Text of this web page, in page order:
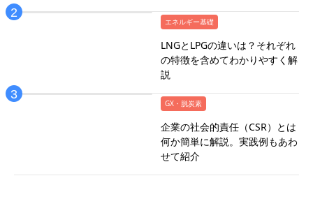
エネルギー基礎
LNGとLPGの違いは？それぞれ
の特徴を含めてわかりやすく解
説
GX・脱炭素
企業の社会的責任（CSR）とは
何か簡単に解説。実践例もあわ
せて紹介